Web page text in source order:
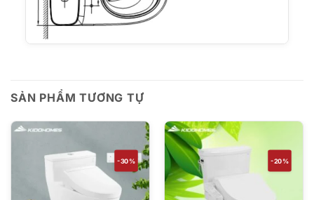
SẢN PHẨM TƯƠNG TỰ
-30% -20%